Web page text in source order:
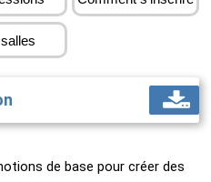
de base pour créer des